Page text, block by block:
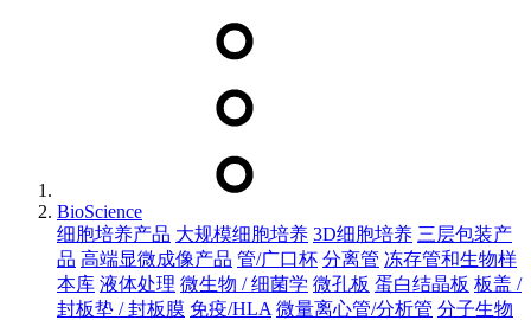
BioScience
细胞培养产品 大规模细胞培养 3D细胞培养 三层包装产
品 高端显微成像产品 管/广口杯 分离管 冻存管和生物样
本库 液体处理 微生物 / 细菌学 微孔板 蛋白结晶板 板盖 /
封板垫 / 封板膜 免疫/HLA 微量离心管/分析管 分子生物